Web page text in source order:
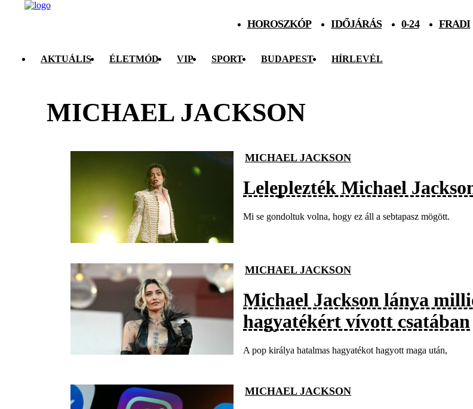
HOROSZKÓP IDŐJÁRÁS 0-24 FRADI
AKTUÁLIS ÉLETMÓD VIP SPORT BUDAPEST HÍRLEVÉL
MICHAEL JACKSON
MICHAEL JACKSON
Leleplezték Michael
Mi se gondoltuk volna, hogy ez áll a sebtapasz mögött.
MICHAEL JACKSON
Michael Jackson lánya
hagyatékért vívott csatában
A pop királya hatalmas hagyatékot hagyott maga után,
MICHAEL JACKSON